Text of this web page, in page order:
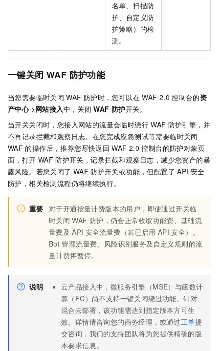
名单、扫描防
护、自定义防
护策略）的检
测。
一键关闭 WAF 防护功能
当您需要临时关闭 WAF 防护时，您可以在 WAF 2.0 控制台的资
产中心>网站接入中，关闭 WAF 防护开关。
当开关关闭时，您接入网站的流量会临时绕行 WAF 防护引擎，并
不再记录拦截和观察日志。在您完成应急测试等需要临时关闭
WAF 的操作后，推荐您尽快返回 WAF 2.0 控制台的防护对象页
面，打开 WAF 防护开关，记录拦截和观察日志，减少您资产的暴
露风险。若您关闭了 WAF 防护开关或功能，但配置了 API 安全
防护，相关检测流程仍将继续执行。
重要 对于开通按量计费版本的用户，即使通过开关临
时关闭 WAF 防护，仍会正常收取功能费、基础流
量费及 API 安全流量费（若已启用 API 安全）。
Bot 管理流量费、风险识别服务及自定义规则的流
量计费将暂停。
说明
云产品接入中，微服务引擎（MSE）与函数计
算（FC）尚不支持一键关闭绕过功能。针对
混合云部署，该功能需达到指定版本方可生
效。详情请咨询您的商务经理，或通过工单提
交咨询，我们的支持团队将为您提供精确的版
本要求信息。